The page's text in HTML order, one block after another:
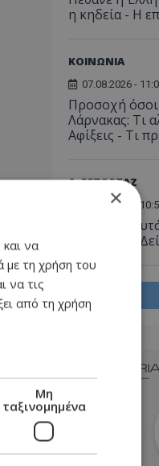
η κηδεία - Η
ΚΟΙΝΩΝΙΑ
07.08.2026 -
Προσοχή
Λάρνακας: Τι
Αφίξεις - Τι
Α. ΡΕΠΟΡΤΑΖ
07.08.2026 -
Προσοχή:
Λευκωσία -
×
και να
με τη χρήση του
να τις
από τη χρήση
Μη
ταξινομημένα